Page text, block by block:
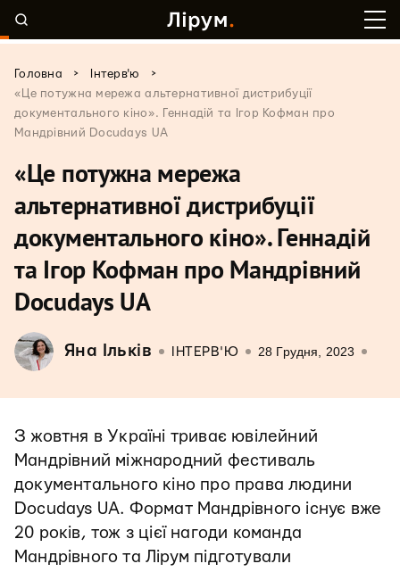
Головна > Інтерв'ю
>
«Це потужна мережа альтернативної дистрибуції
документального кіно». Геннадій та Ігор Кофман про
Мандрівний Docudays UA
«Це потужна мережа
альтернативної дистрибуції
документального кіно». Геннадій
та Ігор Кофман про Мандрівний
Docudays UA
Яна Ільків ІНТЕРВ'Ю 28 Грудня, 2023
З жовтня в Україні триває ювілейний
Мандрівний міжнародний фестиваль
документального кіно про права людини
Docudays UA. Формат Мандрівного існує вже
20 років, тож з цієї нагоди команда
Мандрівного та Лірум підготували